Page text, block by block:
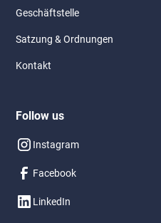
Geschäftstelle
Satzung & Ordnungen
Kontakt
Follow us
Instagram
Facebook
LinkedIn